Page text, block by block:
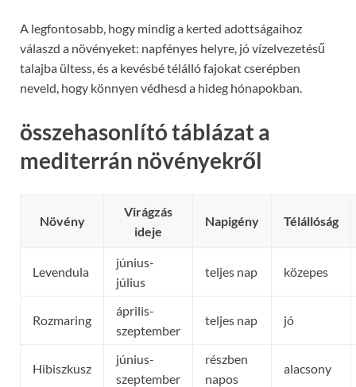
A legfontosabb, hogy mindig a kerted adottságaihoz
válaszd a növényeket: napfényes helyre, jó vízelvezetésű
talajba ültess, és a kevésbé télálló fajokat cserépben
neveld, hogy könnyen védhesd a hideg hónapokban.
összehasonlító táblázat a
mediterrán növényekről
Növény
Virágzás
ideje
Napigény Télállóság
Levendula
június-
július
teljes nap közepes
Rozmaring
április-
szeptember
teljes nap jó
Hibiszkusz
június-
szeptember
részben
napos
alacsony